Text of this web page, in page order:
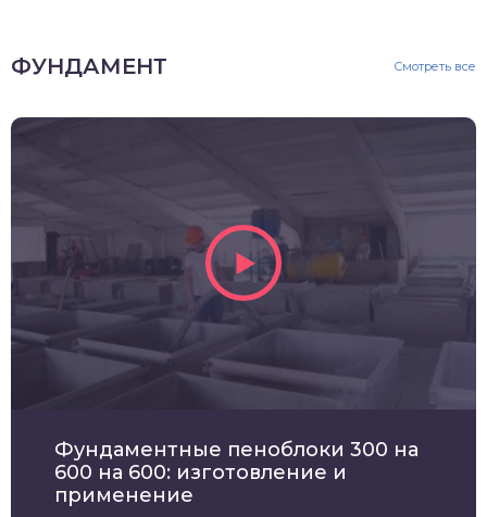
ФУНДАМЕНТ Смотреть все
Фундаментные пеноблоки 300 на
600 на 600: изготовление и
применение